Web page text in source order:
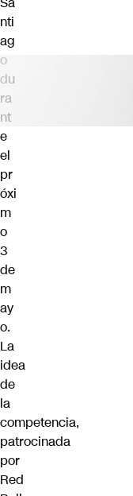
nti
ag
o
du
ra
nt
e
el
pr
óxi
m
o
3
de
m
ay
o.
La
idea
de
la
competencia,
patrocinada
por
Red